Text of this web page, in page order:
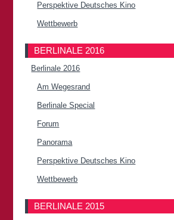
Perspektive Deutsches Kino
Wettbewerb
BERLINALE 2016
Berlinale 2016
Am Wegesrand
Berlinale Special
Forum
Panorama
Perspektive Deutsches Kino
Wettbewerb
BERLINALE 2015